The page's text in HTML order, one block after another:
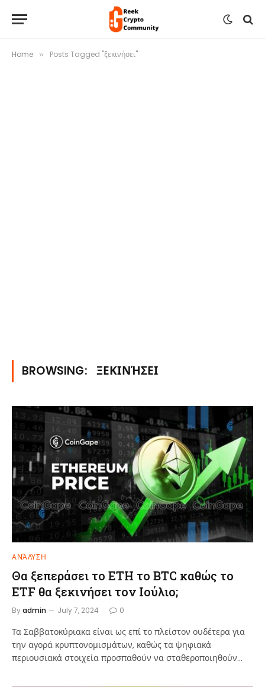
Home » Posts Tagged "ξεκινήσει"
BROWSING: ΞΕΚΙΝΉΣΕΙ
ΑΝΆΛΥΣΗ
Θα ξεπεράσει το ETH το BTC καθώς το
ETF θα ξεκινήσει τον Ιούλιο;
Byadmin July 7, 2024 0
Τα Σαββατοκύριακα είναι ως επί το πλείστον ουδέτερα για
την αγορά κρυπτονομισμάτων, καθώς τα ψηφιακά
περιουσιακά στοιχεία προσπαθούν να σταθεροποιηθούν…